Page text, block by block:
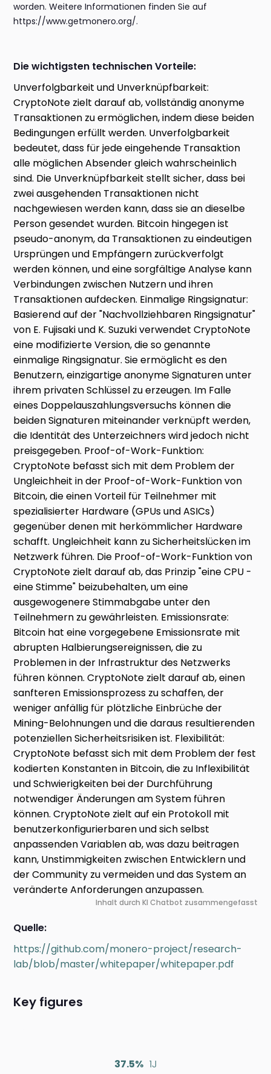
worden. Weitere Informationen finden Sie auf
https://www.getmonero.org/.
Die wichtigsten technischen Vorteile:
Unverfolgbarkeit und Unverknüpfbarkeit:
CryptoNote zielt darauf ab, vollständig anonyme
Transaktionen zu ermöglichen, indem diese beiden
Bedingungen erfüllt werden. Unverfolgbarkeit
bedeutet, dass für jede eingehende Transaktion
alle möglichen Absender gleich wahrscheinlich
sind. Die Unverknüpfbarkeit stellt sicher, dass bei
zwei ausgehenden Transaktionen nicht
nachgewiesen werden kann, dass sie an dieselbe
Person gesendet wurden. Bitcoin hingegen ist
pseudo-anonym, da Transaktionen zu eindeutigen
Ursprüngen und Empfängern zurückverfolgt
werden können, und eine sorgfältige Analyse kann
Verbindungen zwischen Nutzern und ihren
Transaktionen aufdecken. Einmalige Ringsignatur:
Basierend auf der "Nachvollziehbaren Ringsignatur"
von E. Fujisaki und K. Suzuki verwendet CryptoNote
eine modifizierte Version, die so genannte
einmalige Ringsignatur. Sie ermöglicht es den
Benutzern, einzigartige anonyme Signaturen unter
ihrem privaten Schlüssel zu erzeugen. Im Falle
eines Doppelauszahlungsversuchs können die
beiden Signaturen miteinander verknüpft werden,
die Identität des Unterzeichners wird jedoch nicht
preisgegeben. Proof-of-Work-Funktion:
CryptoNote befasst sich mit dem Problem der
Ungleichheit in der Proof-of-Work-Funktion von
Bitcoin, die einen Vorteil für Teilnehmer mit
spezialisierter Hardware (GPUs und ASICs)
gegenüber denen mit herkömmlicher Hardware
schafft. Ungleichheit kann zu Sicherheitslücken im
Netzwerk führen. Die Proof-of-Work-Funktion von
CryptoNote zielt darauf ab, das Prinzip "eine CPU -
eine Stimme" beizubehalten, um eine
ausgewogenere Stimmabgabe unter den
Teilnehmern zu gewährleisten. Emissionsrate:
Bitcoin hat eine vorgegebene Emissionsrate mit
abrupten Halbierungsereignissen, die zu
Problemen in der Infrastruktur des Netzwerks
führen können. CryptoNote zielt darauf ab, einen
sanfteren Emissionsprozess zu schaffen, der
weniger anfällig für plötzliche Einbrüche der
Mining-Belohnungen und die daraus resultierenden
potenziellen Sicherheitsrisiken ist. Flexibilität:
CryptoNote befasst sich mit dem Problem der fest
kodierten Konstanten in Bitcoin, die zu Inflexibilität
und Schwierigkeiten bei der Durchführung
notwendiger Änderungen am System führen
können. CryptoNote zielt auf ein Protokoll mit
benutzerkonfigurierbaren und sich selbst
anpassenden Variablen ab, was dazu beitragen
kann, Unstimmigkeiten zwischen Entwicklern und
der Community zu vermeiden und das System an
veränderte Anforderungen anzupassen.
Inhalt durch KI Chatbot zusammengefasst
Quelle:
https://github.com/monero-project/research-
lab/blob/master/whitepaper/whitepaper.pdf
Key figures
37.5% 1J